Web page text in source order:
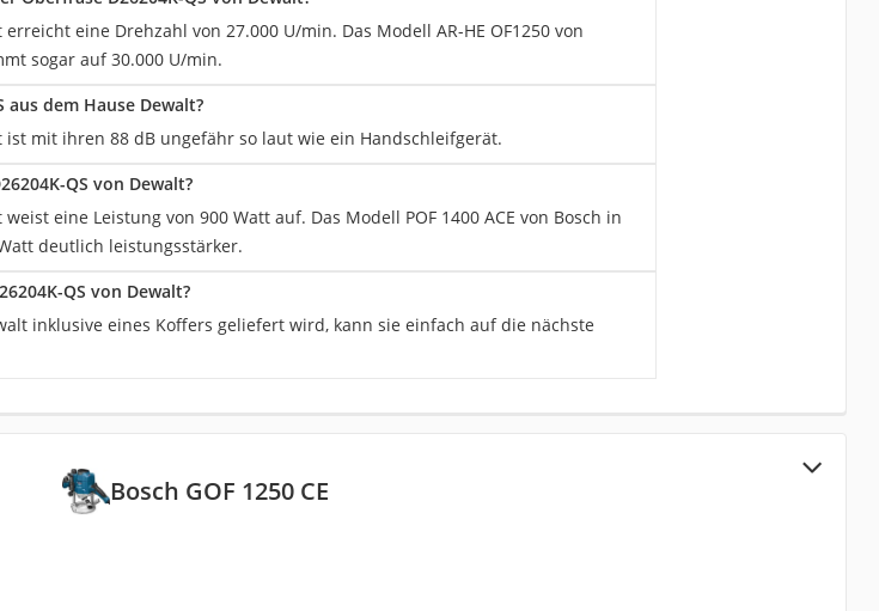
eine Drehzahl von 27.000 U/min. Das Modell AR-HE OF1250 von
sogar auf 30.000 U/min.
aus dem Hause Dewalt?
ist mit ihren 88 dB ungefähr so laut wie ein Handschleifgerät.
QS von Dewalt?
eine Leistung von 900 Watt auf. Das Modell POF 1400 ACE von Bosch in
deutlich leistungsstärker.
QS von Dewalt?
inklusive eines Koffers geliefert wird, kann sie einfach auf die nächste
Bosch GOF 1250 CE